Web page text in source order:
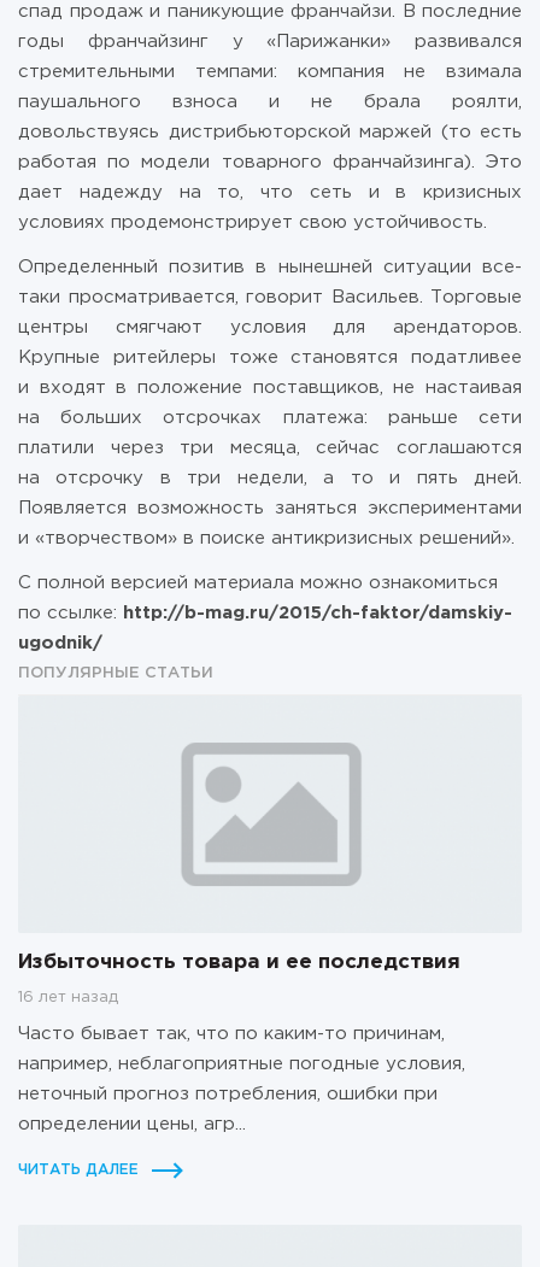
спад продаж и паникующие франчайзи. В последние
годы франчайзинг у «Парижанки» развивался
стремительными темпами: компания не взимала
паушального взноса и не брала роялти,
довольствуясь дистрибьюторской маржей (то есть
работая по модели товарного франчайзинга). Это
дает надежду на то, что сеть и в кризисных
условиях продемонстрирует свою устойчивость.
Определенный позитив в нынешней ситуации все-
таки просматривается, говорит Васильев. Торговые
центры смягчают условия для арендаторов.
Крупные ритейлеры тоже становятся податливее
и входят в положение поставщиков, не настаивая
на больших отсрочках платежа: раньше сети
платили через три месяца, сейчас соглашаются
на отсрочку в три недели, а то и пять дней.
Появляется возможность заняться экспериментами
и «творчеством» в поиске антикризисных решений».
С полной версией материала можно ознакомиться
по ссылке:
http://b-mag.ru/2015/ch-faktor/damskiy-
ugodnik/
ПОПУЛЯРНЫЕ СТАТЬИ
Избыточность товара и ее последствия
16 лет назад
Часто бывает так, что по каким-то причинам,
например, неблагоприятные погодные условия,
неточный прогноз потребления, ошибки при
определении цены, агр...
ЧИТАТЬ ДАЛЕЕ